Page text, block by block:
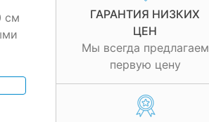
ГАРАНТИЯ НИЗКИХ
ЦЕН
Мы всегда предлагаем
первую цену
см